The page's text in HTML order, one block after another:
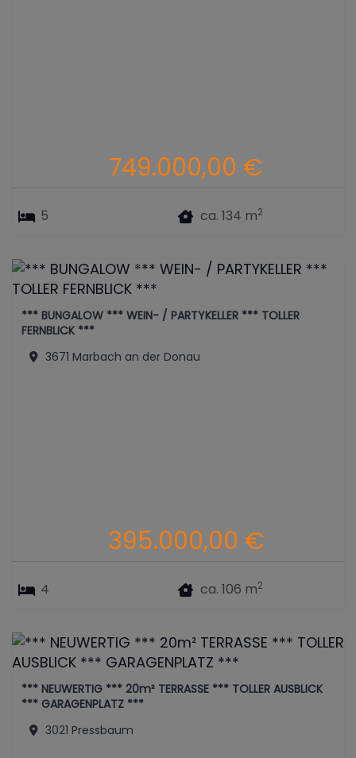
5 ca. 134 m2
749.000,00 €
*** BUNGALOW *** WEIN- / PARTYKELLER *** TOLLER
FERNBLICK ***
3671 Marbach an der Donau
4 ca. 106 m2
395.000,00 €
*** NEUWERTIG *** 20m² TERRASSE *** TOLLER AUSBLICK
*** GARAGENPLATZ ***
3021 Pressbaum